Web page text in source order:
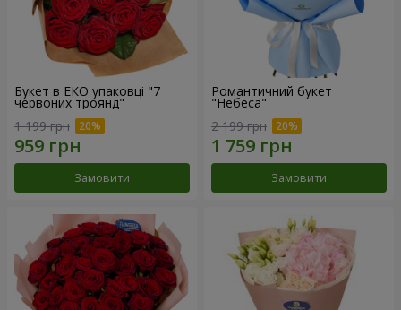
Букет в ЕКО упаковці "7
червоних троянд"
1 199 грн
Замовити
Романтичний букет
"Небеса"
2 199 грн
Замовити